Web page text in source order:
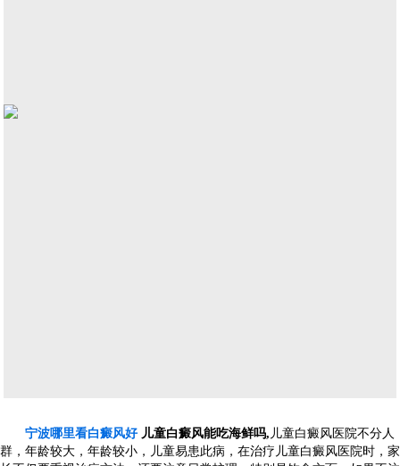
宁波哪里看白癜风好儿童白癜风能吃海鲜吗, 儿童白癜风医院不分人
群，年龄较大，年龄较小，儿童易患此病，在治疗儿童白癜风医院时，家